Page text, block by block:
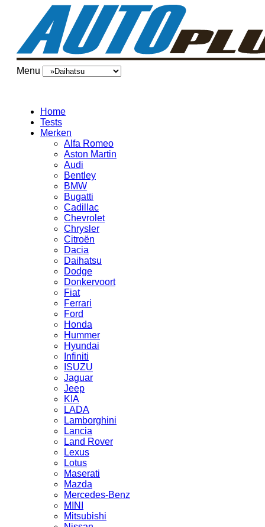
Menu
Home
Tests
Merken
Alfa Romeo
Aston Martin
Audi
Bentley
BMW
Bugatti
Cadillac
Chevrolet
Chrysler
Citroën
Dacia
Daihatsu
Dodge
Donkervoort
Fiat
Ferrari
Ford
Honda
Hummer
Hyundai
Infiniti
ISUZU
Jaguar
Jeep
KIA
LADA
Lamborghini
Lancia
Land Rover
Lexus
Lotus
Maserati
Mazda
Mercedes-Benz
MINI
Mitsubishi